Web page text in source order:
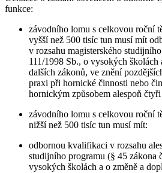
funkce:
závodního lomu s celkovou roční
vyšší než 500 tisíc tun musí mít
v rozsahu magisterského
111/1998 Sb., o vysokých školách
dalších zákonů, ve znění
praxi při hornické činnosti nebo
hornickým způsobem alespoň
závodního lomu s celkovou roční
nižší než 500 tisíc tun musí mít:
odbornou kvalifikaci v rozsahu
studijního programu (§ 45 zákona
vysokých školách a o změně a